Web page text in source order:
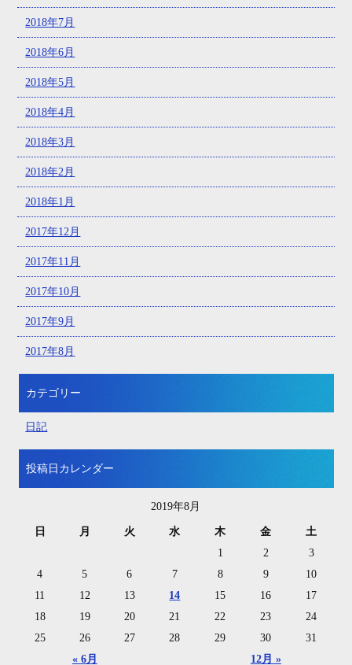
2018年7月
2018年6月
2018年5月
2018年4月
2018年3月
2018年2月
2018年1月
2017年12月
2017年11月
2017年10月
2017年9月
2017年8月
カテゴリー
日記
投稿日カレンダー
2019年8月
日 月 火 水 木 金 土
« 6月 12月 »
1 2
3
4
5 6 7 8 9
10
11
12 13 14 15 16
17
18
19 20 21 22 23
24
25
26 27 28 29 30 31